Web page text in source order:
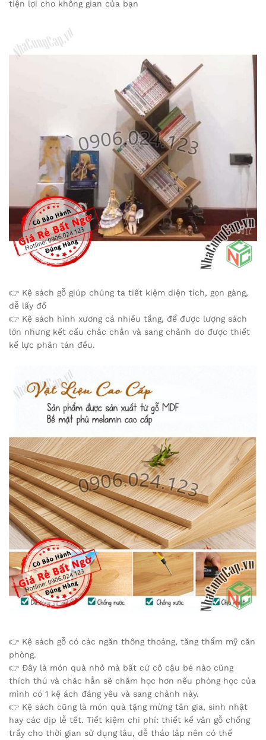
tiện lợi cho không gian của bạn
👉 Kệ sách gỗ giúp chúng ta tiết kiệm diện tích, gọn gàng,
dễ lấy đồ
👉 Kệ sách hình xương cá nhiều tầng, để được lượng sách
lớn nhưng kết cấu chắc chắn và sang chảnh do được thiết
kế lực phân tán đều.
👉 Kệ sách gỗ có các ngăn thông thoáng, tăng thẩm mỹ căn
phòng.
👉 Đây là món quà nhỏ mà bất cứ cô cậu bé nào cũng
thích thú và chăc hẳn sẽ chăm học hơn nếu phòng học của
mình có 1 kệ ách đáng yêu và sang chảnh này.
👉 Kệ sách cũng là món quà tặng mừng tân gia, sinh nhật
hay các dịp lễ tết. Tiết kiệm chi phí: thiết kế vân gỗ chống
trầy cho thời gian sử dụng lâu, dễ tháo lắp nên có thể